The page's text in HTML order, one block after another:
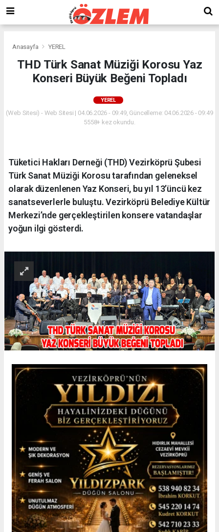
Anasayfa YEREL
THD Türk Sanat Müziği Korosu Yaz
Konseri Büyük Beğeni Topladı
YEREL
(Web Sitesi) - Web Sitesi | 04.06.2026 - 09:49, Güncelleme: 04.06.2026 - 09:49
5558+ kez okundu.
Tüketici Hakları Derneği (THD) Vezirköprü Şubesi
Türk Sanat Müziği Korosu tarafından geleneksel
olarak düzenlenen Yaz Konseri, bu yıl 13’üncü kez
sanatseverlerle buluştu. Vezirköprü Belediye Kültür
Merkezi’nde gerçekleştirilen konsere vatandaşlar
yoğun ilgi gösterdi.